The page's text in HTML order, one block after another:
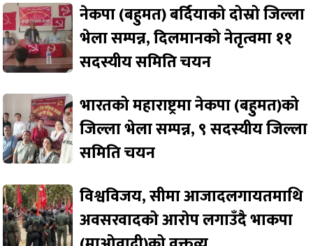
नेकपा (बहुमत) बर्दियाको दोस्रो जिल्ला
भेला सम्पन्न, दिलमानको नेतृत्वमा ११
सदस्यीय समिति चयन
भारतको महाराष्ट्रमा नेकपा (बहुमत)को
जिल्ला भेला सम्पन्न, ९ सदस्यीय जिल्ला
समिति चयन
विश्वविजय, सीमा आजादलगायतमाथि
अवसरवादको आरोप लगाउँदै भाकपा